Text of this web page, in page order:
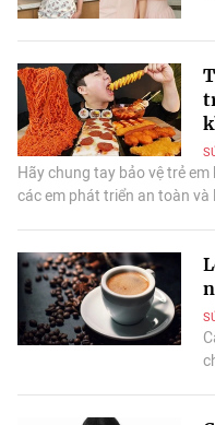
Hãy chung tay bảo vệ trẻ
các em phát triển an toàn